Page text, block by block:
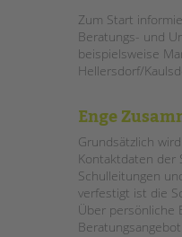
Zum Start
Beratungs- und
beispielsweise
Hellersdorf/
Enge
Grundsätzlich
Kontaktdaten der
Schulleitungen
verfestigt ist die
Über persönliche